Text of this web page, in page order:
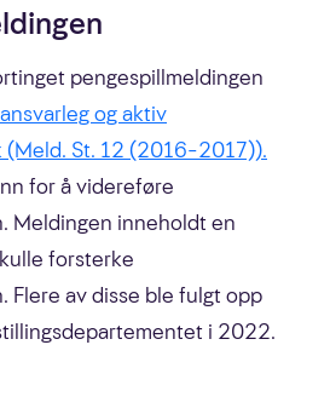
pengespillmeldingen
og aktiv
St. 12 (2016–2017)).
for å videreføre
Meldingen inneholdt en
forsterke
Flere av disse ble fulgt opp
i 2022.